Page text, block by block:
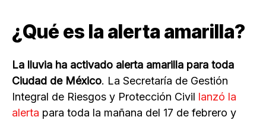
¿Qué es la alerta amarilla?
La lluvia ha activado alerta amarilla para toda
Ciudad de México. La Secretaría de Gestión
Integral de Riesgos y Protección Civil lanzó la
alerta para toda la mañana del 17 de febrero y